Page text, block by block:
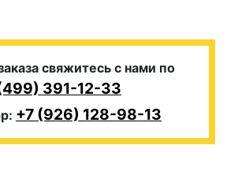
свяжитесь с нами по
391-12-33
+7 (926) 128-98-13